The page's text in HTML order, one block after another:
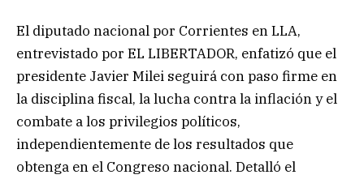
El diputado nacional por Corrientes en LLA,
entrevistado por EL LIBERTADOR, enfatizó que el
presidente Javier Milei seguirá con paso firme en
la disciplina fiscal, la lucha contra la inflación y el
combate a los privilegios políticos,
independientemente de los resultados que
obtenga en el Congreso nacional. Detalló el